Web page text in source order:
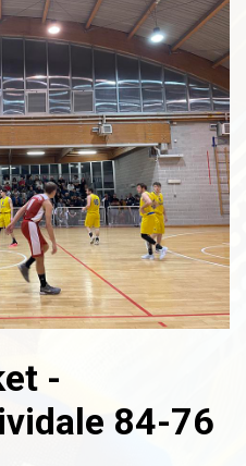
-
84-76